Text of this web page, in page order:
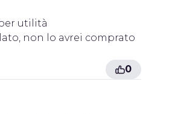
utilità
non lo avrei comprato
0